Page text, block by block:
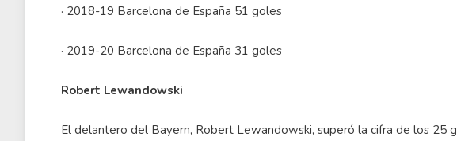
· 2018-19 Barcelona de España 51 goles
· 2019-20 Barcelona de España 31 goles
Robert Lewandowski
El delantero del Bayern, Robert Lewandowski, superó la cifra de los 25